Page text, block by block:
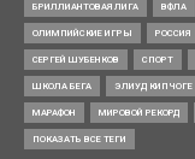
БРИЛЛИАНТОВАЯ ЛИГА ВФЛА
ОЛИМПИЙСКИЕ ИГРЫ РОССИЯ
СЕРГЕЙ ШУБЕНКОВ СПОРТ
ШКОЛА БЕГА ЭЛИУД КИПЧОГЕ
МАРАФОН МИРОВОЙ РЕКОРД
ПОКАЗАТЬ ВСЕ ТЕГИ